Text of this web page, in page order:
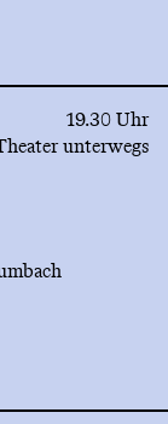
19.30 Uhr
unterwegs